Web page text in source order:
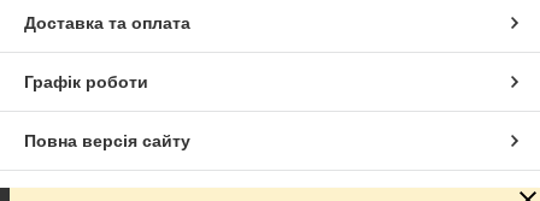
Доставка та оплата
Графік роботи
Повна версія сайту